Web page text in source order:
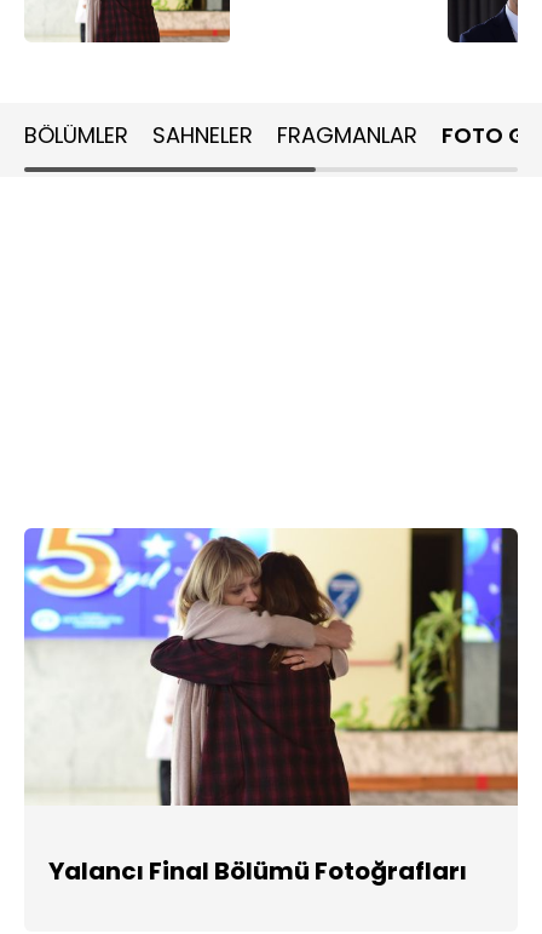
BÖLÜMLER SAHNELER FRAGMANLAR FOTO
Yalancı Final Bölümü Fotoğrafları